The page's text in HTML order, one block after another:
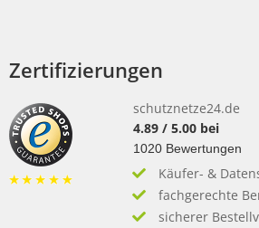
Zertifizierungen
schutznetze24.de
4.89/ 5.00bei
1020Bewertungen
Käufer- &
fachgerechte
sicherer